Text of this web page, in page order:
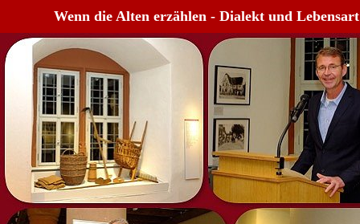
Wenn die Alten erzählen - Dialekt und Lebensart